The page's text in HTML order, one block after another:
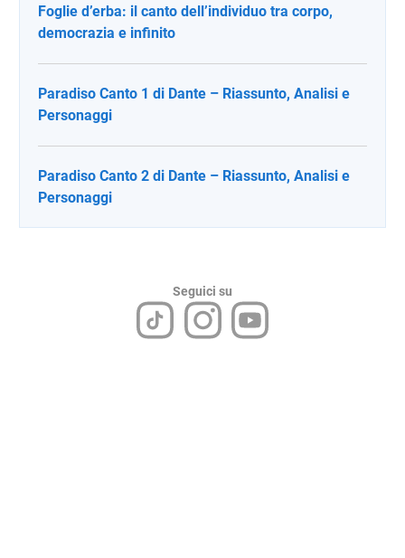
Foglie d’erba: il canto dell’individuo tra corpo,
democrazia e infinito
Paradiso Canto 1 di Dante – Riassunto, Analisi e
Personaggi
Paradiso Canto 2 di Dante – Riassunto, Analisi e
Personaggi
Seguici su